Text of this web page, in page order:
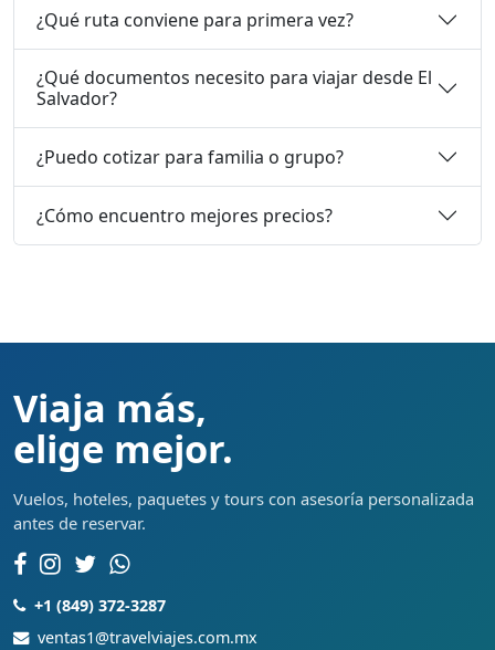
¿Qué ruta conviene para primera vez?
¿Qué documentos necesito para viajar desde El
Salvador?
¿Puedo cotizar para familia o grupo?
¿Cómo encuentro mejores precios?
Viaja más,
elige mejor.
Vuelos, hoteles, paquetes y tours con asesoría personalizada
antes de reservar.
+1 (849) 372-3287
ventas1@travelviajes.com.mx